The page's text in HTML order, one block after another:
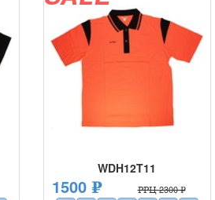
WDH12T11
1500 ₽ РРЦ 2300 ₽